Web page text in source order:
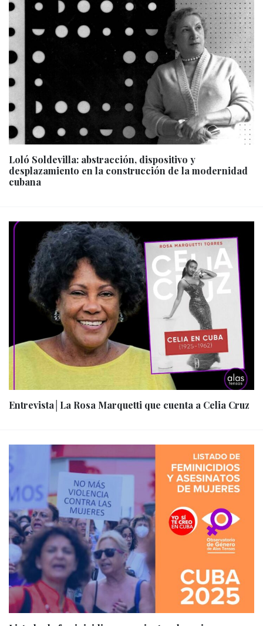
Loló Soldevilla: abstracción, dispositivo y
desplazamiento en la construcción de la modernidad
cubana
Entrevista│La Rosa Marquetti que cuenta a Celia Cruz